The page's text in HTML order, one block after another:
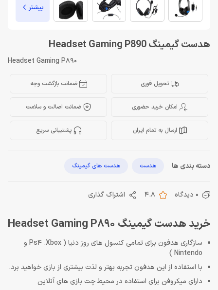
بیشتر
هدست گیمینگ Headset Gaming P890
Headset Gaming P890
تحویل فوری ضمانت بازگشت وجه
امکان خرید حضوری ضمانت اصالت و سلامت
ارسال به تمام ایران پشتیبانی سریع
دسته بندی ها هدست هدست های گیمینگ
0 دیدگاه 4.8 اشتراک گذاری
خرید هدست گیمینگ Headset Gaming P890
سازگاری هدفون برای تمامی کنسول های روز دنیا ( Ps4 .Xbox و
Nintendo )
با استفاده از این هدفون تجربه بهتر و لذت بیشتری از بازی خواهید برد.
دارای میکروفن برای استفاده در محیط چت بازی های آنلاین